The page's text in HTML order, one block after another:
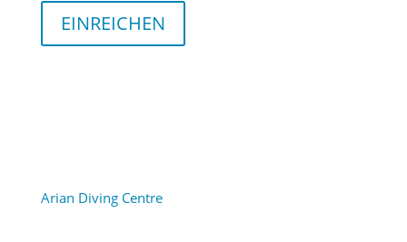
EINREICHEN
Arian Diving Centre